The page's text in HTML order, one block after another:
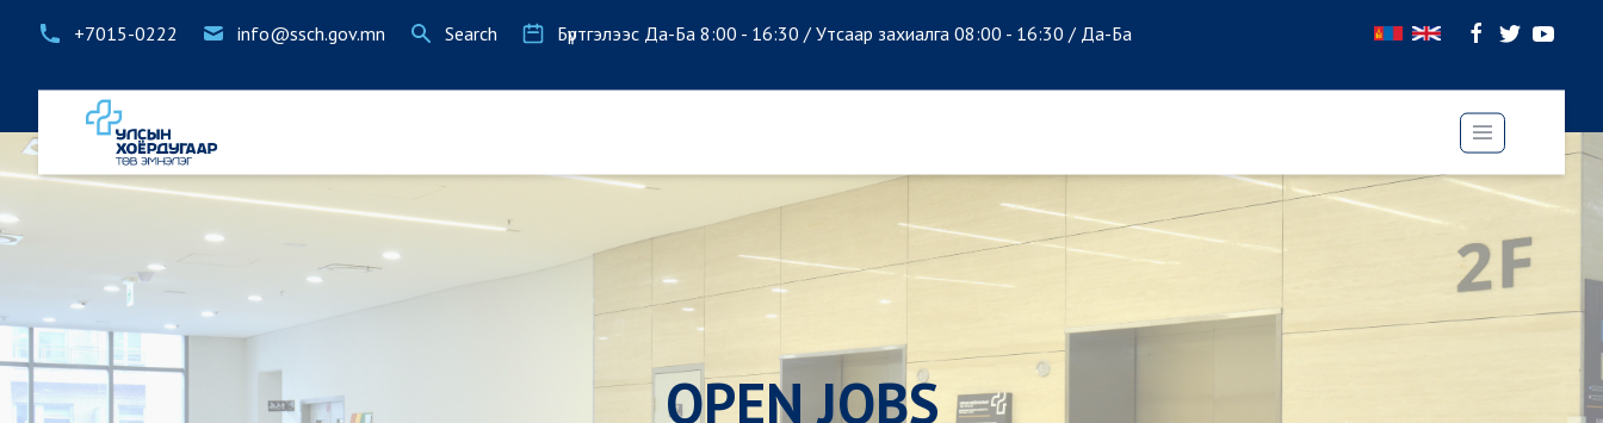
+7015-0222 info@ssch.gov.mn Search Бүртгэлээс Да-Ба 8:00 - 16:30 / Утсаар захиалга 08:00 - 16:30 / Да-Ба
OPEN JOBS